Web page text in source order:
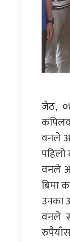
जेठ,
वनले
पहिलो
वनले
बिमा
उनका
वनले